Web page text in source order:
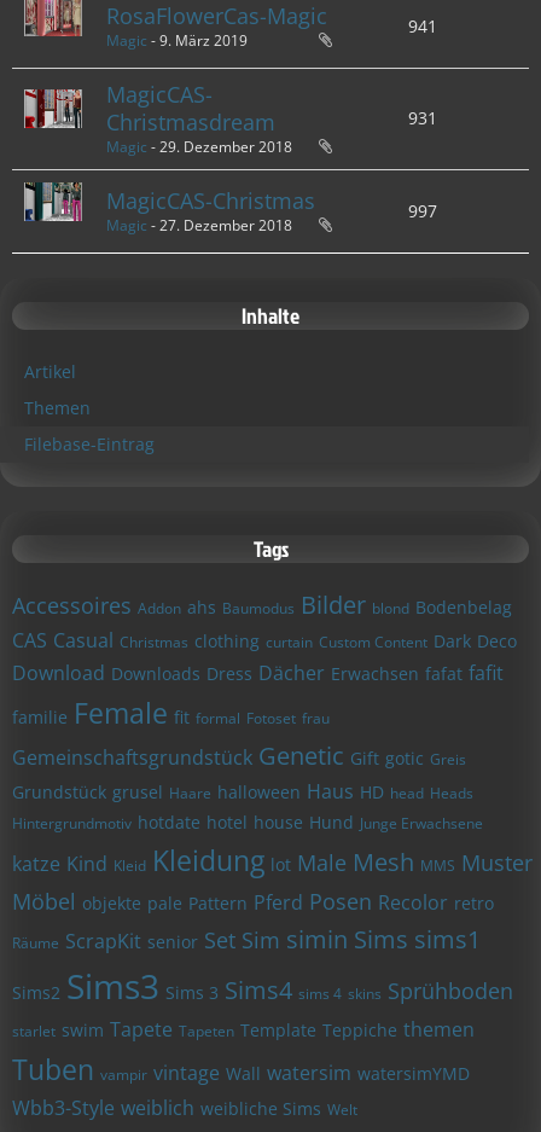
RosaFlowerCas-Magic
Magic -9. März 2019
941
MagicCAS-
Christmasdream
Magic -29. Dezember 2018
931
MagicCAS-Christmas
Magic -27. Dezember 2018
997
Inhalte
Artikel
Themen
Filebase-Eintrag
Tags
Accessoires Addon ahs Baumodus Bilder blond Bodenbelag
CAS Casual Christmas clothing curtain Custom Content Dark Deco
Download Downloads Dress Dächer Erwachsen fafat fafit
familie Female fit formal Fotoset frau
Gemeinschaftsgrundstück Genetic Gift gotic Greis
Grundstück grusel Haare halloween Haus HD head Heads
Hintergrundmotiv hotdate hotel house Hund Junge Erwachsene
katze Kind Kleid Kleidung lot Male Mesh MMS Muster
Möbel objekte pale Pattern Pferd Posen Recolor retro
Räume ScrapKit senior Set Sim simin Sims sims1
Sims2 Sims3 Sims 3 Sims4 sims 4 skins Sprühboden
starlet swim Tapete Tapeten Template Teppiche themen
Tuben vampir vintage Wall watersim watersimYMD
Wbb3-Style weiblich weibliche Sims Welt